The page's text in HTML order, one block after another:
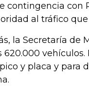
contingencia con
al tráfico
la Secretaría de
620.000
y placa y para